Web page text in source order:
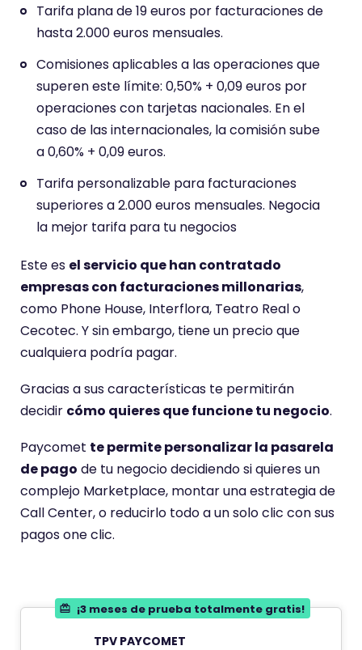
Tarifa plana de 19 euros por facturaciones de
hasta 2.000 euros mensuales.
Comisiones aplicables a las operaciones que
superen este límite: 0,50% + 0,09 euros por
operaciones con tarjetas nacionales. En el
caso de las internacionales, la comisión sube
a 0,60% + 0,09 euros.
Tarifa personalizable para facturaciones
superiores a 2.000 euros mensuales. Negocia
la mejor tarifa para tu negocios
Este es el servicio que han contratado
empresas con facturaciones millonarias,
como Phone House, Interflora, Teatro Real o
Cecotec. Y sin embargo, tiene un precio que
cualquiera podría pagar.
Gracias a sus características te permitirán
decidir cómo quieres que funcione tu negocio.
Paycomet te permite personalizar la pasarela
de pago de tu negocio decidiendo si quieres un
complejo Marketplace, montar una estrategia de
Call Center, o reducirlo todo a un solo clic con sus
pagos one clic.
¡3 meses de prueba totalmente gratis!
TPV PAYCOMET